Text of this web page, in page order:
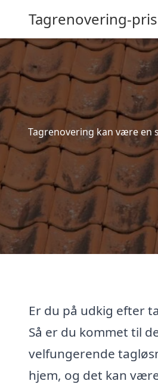
Tagrenovering-
Tagrenovering kan være en
Er du på udkig efter
Så er du kommet til
velfungerende
hjem, og det kan